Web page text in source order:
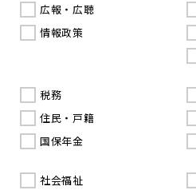
広報・広聴
情報政策
税務
住民・戸籍
国保年金
社会福祉